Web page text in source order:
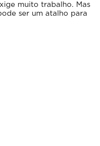
muito trabalho. Mas
ser um atalho para